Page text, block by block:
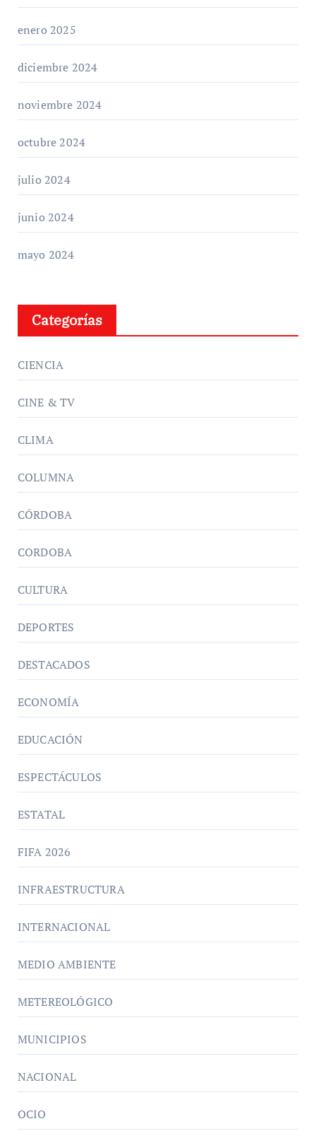
enero 2025
diciembre 2024
noviembre 2024
octubre 2024
julio 2024
junio 2024
mayo 2024
Categorías
CIENCIA
CINE & TV
CLIMA
COLUMNA
CÓRDOBA
CORDOBA
CULTURA
DEPORTES
DESTACADOS
ECONOMÍA
EDUCACIÓN
ESPECTÁCULOS
ESTATAL
FIFA 2026
INFRAESTRUCTURA
INTERNACIONAL
MEDIO AMBIENTE
METEREOLÓGICO
MUNICIPIOS
NACIONAL
OCIO